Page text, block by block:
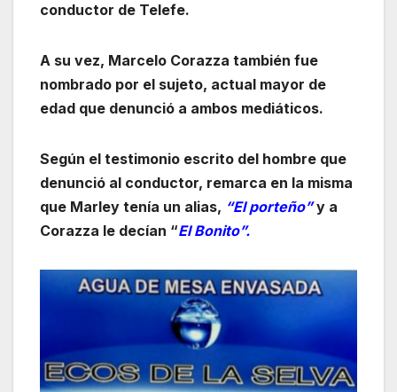
conductor de Telefe.
A su vez, Marcelo Corazza también fue
nombrado por el sujeto, actual mayor de
edad que denunció a ambos mediáticos.
Según el testimonio escrito del hombre que
denunció al conductor, remarca en la misma
que Marley tenía un alias, “El porteño”y a
Corazza le decían “El Bonito”.